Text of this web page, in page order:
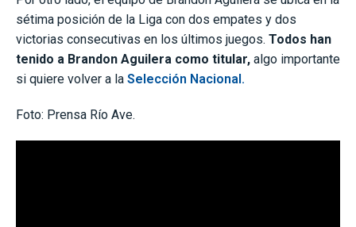
sétima posición de la Liga con dos empates y dos
victorias consecutivas en los últimos juegos. Todos han
tenido a Brandon Aguilera como titular, algo importante
si quiere volver a la Selección Nacional.
Foto: Prensa Río Ave.